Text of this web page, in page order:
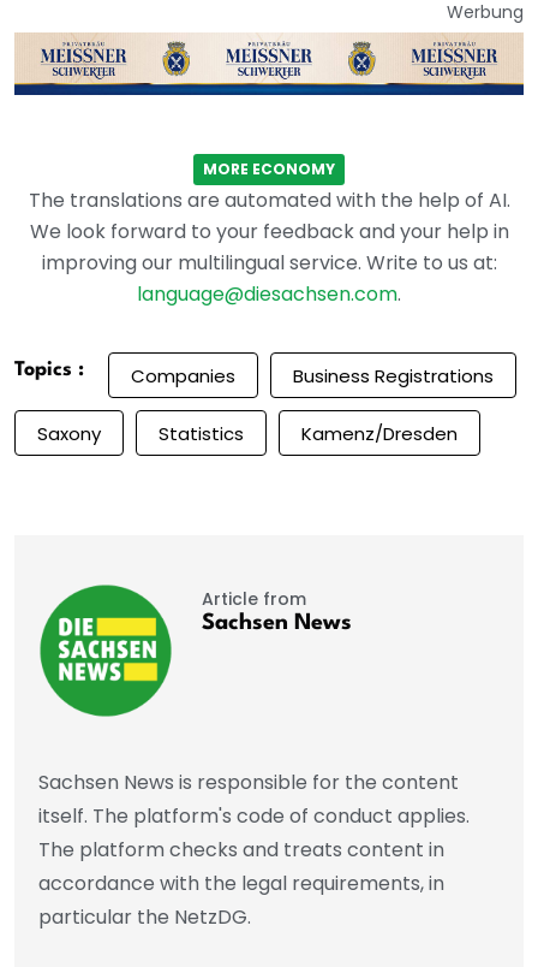
Werbung
MORE ECONOMY
The translations are automated with the help of AI.
We look forward to your feedback and your help in
improving our multilingual service. Write to us at:
language@diesachsen.com.
Topics : Companies Business Registrations
Saxony Statistics Kamenz/Dresden
Article from
Sachsen News
Sachsen News is responsible for the content
itself. The platform's code of conduct applies.
The platform checks and treats content in
accordance with the legal requirements, in
particular the NetzDG.